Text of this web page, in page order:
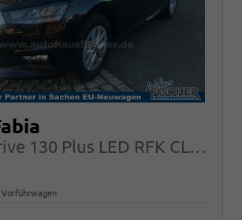
1.0 TSI Drive 130 Plus LED RFK CLIM SHZ
Vorführwagen